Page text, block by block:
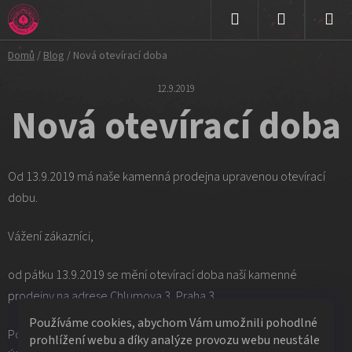
Používáme cookies, abychom Vám umožnili pohodlné
prohlížení webu a díky analýze provozu webu neustále
Přejít
na
obsah
Domů/Blog / Nová otevírací doba
Nová otevírací doba
12.9.2019
Od 13.9.2019 má naše kamenná prodejna upravenou otevírací
dobu.
Vážení zákazníci,
od pátku 13.9.2019 se mění otevírací doba naší kamenné
prodejny na adrese Chlumova 3, Praha 3.
Pondělí 13:00 - 18:00